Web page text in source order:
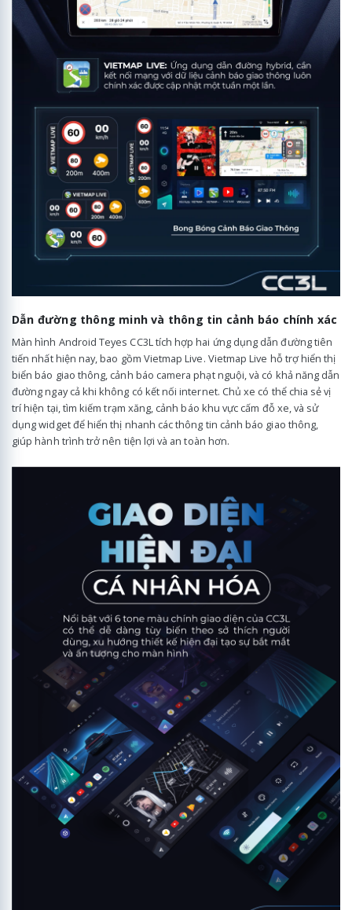
Dẫn đường thông minh và thông tin cảnh báo chính xác
Màn hình Android Teyes CC3L tích hợp hai ứng dụng dẫn đường tiên
tiến nhất hiện nay, bao gồm Vietmap Live. Vietmap Live hỗ trợ hiển thị
biển báo giao thông, cảnh báo camera phạt nguội, và có khả năng dẫn
đường ngay cả khi không có kết nối internet. Chủ xe có thể chia sẻ vị
trí hiện tại, tìm kiếm trạm xăng, cảnh báo khu vực cấm đỗ xe, và sử
dụng widget để hiển thị nhanh các thông tin cảnh báo giao thông,
giúp hành trình trở nên tiện lợi và an toàn hơn.